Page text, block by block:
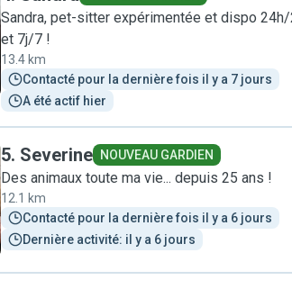
Sandra, pet-sitter expérimentée et dispo
et 7j/7 !
13.4 km
Contacté pour la dernière fois il y a 7 jours
A été actif hier
5. Severine NOUVEAU GARDIEN
Des animaux toute ma vie... depuis 25 ans !
12.1 km
Contacté pour la dernière fois il y a 6 jours
Dernière activité: il y a 6 jours